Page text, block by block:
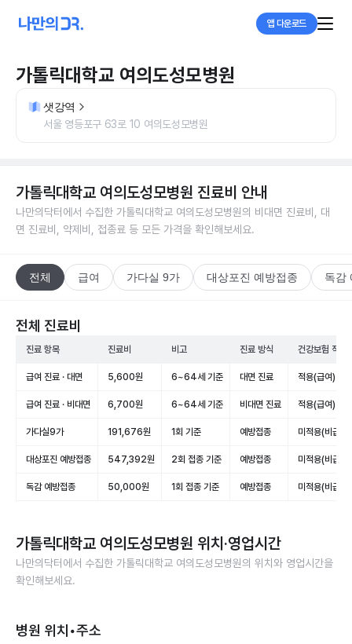
앱 다운로드
가톨릭대학교 여의도성모병원
샛강역
서울 영등포구 63로 10 여의도성모병원
가톨릭대학교 여의도성모병원 진료비 안내
나만의닥터에서 수집한 가톨릭대학교 여의도성모병원의 비대면 진료비, 대
면 진료비, 약제비, 접종료 등 모든 가격을 확인해보세요.
전체 급여 가다실 9가 대상포진 예방접종 독감
전체 진료비
진료 항목 진료비 비고 진료 방식 건강보험 적용
급여 진료 · 대면 5,600원 6~64세 기준 대면 진료 적용(급여)
급여 진료 · 비대면 6,700원 6~64세 기준 비대면 진료 적용(급여)
가다실9가 191,676원 1회 기준 예방접종 미적용(비급여)
대상포진 예방접종 547,392원 2회 접종 기준 예방접종 미적용(비급여)
독감 예방접종 50,000원 1회 접종 기준 예방접종 미적용(비급여)
가톨릭대학교 여의도성모병원 위치·영업시간
나만의닥터에서 수집한 가톨릭대학교 여의도성모병원의 위치와 영업시간을
확인해보세요.
병원 위치•주소